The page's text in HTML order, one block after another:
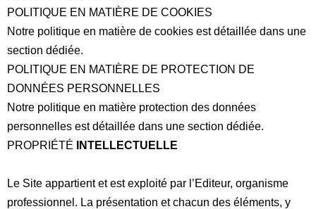
POLITIQUE EN MATIÈRE DE COOKIES
Notre politique en matière de cookies est détaillée dans une
section dédiée.
POLITIQUE EN MATIÈRE DE PROTECTION DE
DONNÉES PERSONNELLES
Notre politique en matière protection des données
personnelles est détaillée dans une section dédiée.
PROPRIÉTÉ INTELLECTUELLE
Le Site appartient et est exploité par l’Editeur, organisme
professionnel. La présentation et chacun des éléments, y